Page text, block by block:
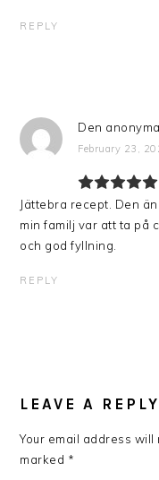
REPLY
Den anonyma
February 23,
Jättebra recept. Den
min familj var att ta på
och god fyllning.
REPLY
LEAVE A REPLY
Your email address will
marked *